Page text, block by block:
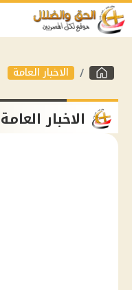
الاخبار العامة
الاخبار العامة